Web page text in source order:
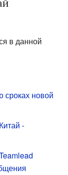
в данной
сроках новой
-